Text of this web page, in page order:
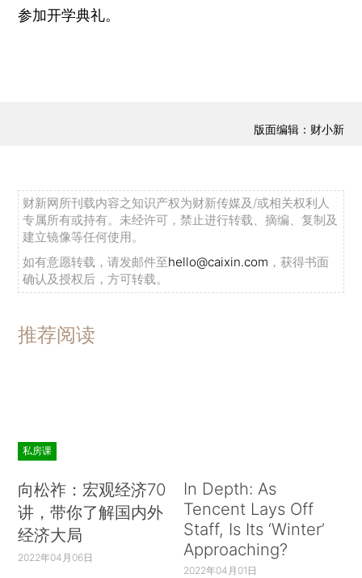
参加开学典礼。
版面编辑：财小新
财新网所刊载内容之知识产权为财新传媒及/或相关权利人
专属所有或持有。未经许可，禁止进行转载、摘编、复制及
建立镜像等任何使用。
如有意愿转载，请发邮件至hello@caixin.com ，获得书面
确认及授权后，方可转载。
推荐阅读
私房课
向松祚：宏观经济70
讲，带你了解国内外
经济大局
2022年04月06日
In Depth: As
Tencent Lays Off
Staff, Is Its ‘Winter’
Approaching?
2022年04月01日